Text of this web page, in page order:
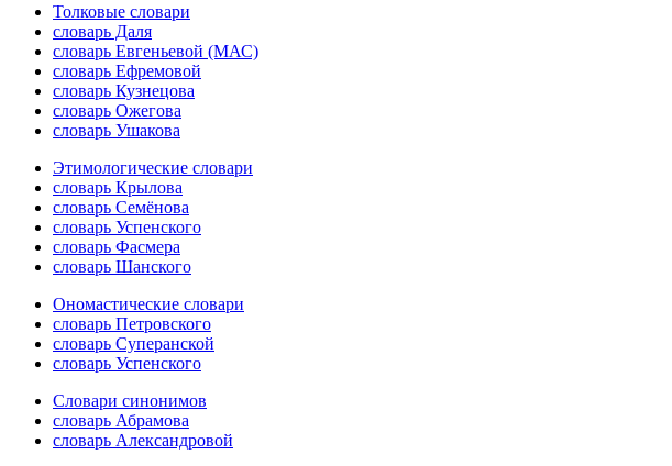
Толковые словари
словарь Даля
словарь Евгеньевой (МАС)
словарь Ефремовой
словарь Кузнецова
словарь Ожегова
словарь Ушакова
Этимологические словари
словарь Крылова
словарь Семёнова
словарь Успенского
словарь Фасмера
словарь Шанского
Ономастические словари
словарь Петровского
словарь Суперанской
словарь Успенского
Словари синонимов
словарь Абрамова
словарь Александровой